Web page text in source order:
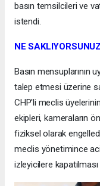
basın temsilcileri ve
istendi.
NE
Basın mensuplarının
talep etmesi üzerine
CHP'li meclis
ekipleri, kameraların
fiziksel olarak
meclis yönetimince
izleyicilere kapatılması